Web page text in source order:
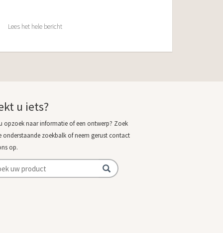
Lees het hele bericht
u iets?
opzoek naar informatie of een ontwerp? Zoek
onderstaande zoekbalk of neem gerust contact
op.